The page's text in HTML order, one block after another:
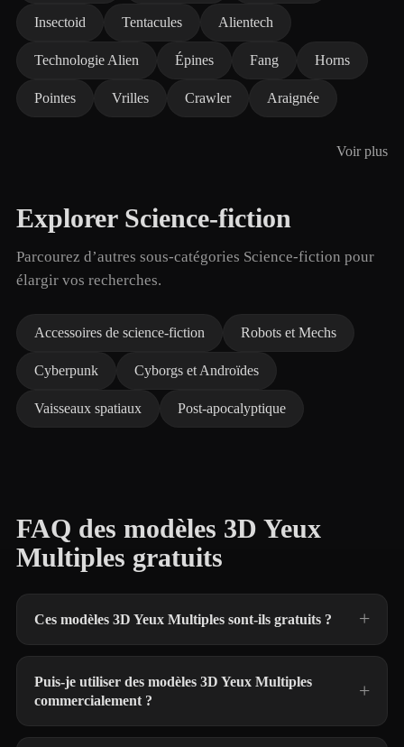
Insectoid Tentacules Alientech
Technologie Alien Épines Fang Horns
Pointes Vrilles Crawler Araignée
Voir plus
Explorer Science-fiction
Parcourez d’autres sous-catégories Science-fiction pour
élargir vos recherches.
Accessoires de science-fiction Robots et Mechs
Cyberpunk Cyborgs et Androïdes
Vaisseaux spatiaux Post-apocalyptique
FAQ des modèles 3D Yeux
Multiples gratuits
Ces modèles 3D Yeux Multiples sont-ils gratuits ?
Puis-je utiliser des modèles 3D Yeux Multiples
commercialement ?